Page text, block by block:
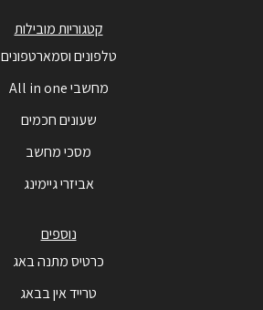
קטגוריות מובילות
טלפונים וסמארטפונים
מחשבי All in one
שעונים חכמים
מסכי מחשב
אביזרי גיימינג
נוספים
כרטיס מתנה באג
טרייד אין בבאג